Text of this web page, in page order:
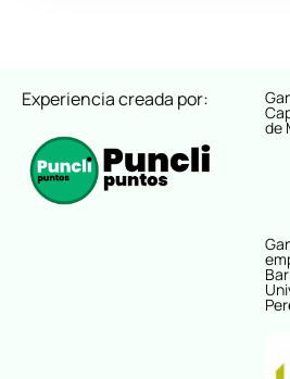
Experiencia creada por:
de